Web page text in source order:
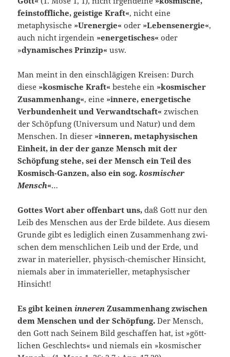
feinstoffliche, geistige Kraft«, nicht eine
metaphysi­sche »Urenergie« oder »Lebensenergie«,
auch nicht irgendein »energeti­sches« oder
»dynamisches Prinzip« usw.
Man meint in den einschlägigen Kreisen: Durch
diese »kosmische Kraft« bestehe ein »kosmischer
Zusammenhang«, eine »innere, energetische
Verbundenheit und Verwandtschaft« zwischen
der Schöpfung (Universum und Natur) und dem
Men­schen. In dieser »inneren, metaphysischen
Einheit, in der der ganze Mensch mit der
Schöpfung stehe, sei der Mensch ein Teil des
Kosmisch-Ganzen, also ein sog.kosmischer
Mensch«…
Gottes Wort aber offenbart uns,daß Gott nur den
Leib des Menschen aus der Erde bildete. Aus diesem
Grunde gibt es lediglich einen Zusammenhang zwi­
schen dem menschlichen Leib und der Erde, und
zwar in materieller, phy­sisch-chemischer Hinsicht,
niemals aber in immaterieller, metaphysischer
Hinsicht!
Es gibt keinen innerenZusammenhang zwischen
dem Menschen und der Schöpfung. Der Mensch,
den Gott nach Seinem Bild geschaffen hat, ist »gött­
lichen Geschlechts« und niemals ein »kosmischer